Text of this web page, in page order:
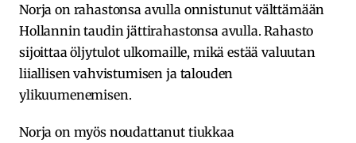
Norja on rahastonsa avulla onnistunut välttämään
Hollannin taudin jättirahastonsa avulla. Rahasto
sijoittaa öljytulot ulkomaille, mikä estää valuutan
liiallisen vahvistumisen ja talouden
ylikuumenemisen.
Norja on myös noudattanut tiukkaa